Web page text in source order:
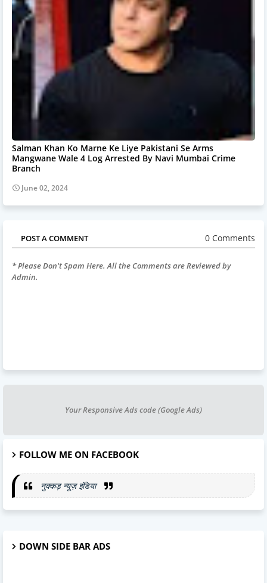
Salman Khan Ko Marne Ke Liye Pakistani Se Arms
Mangwane Wale 4 Log Arrested By Navi Mumbai Crime
Branch
June 02, 2024
POST A COMMENT 0 Comments
* Please Don't Spam Here. All the Comments are Reviewed by
Admin.
Your Responsive Ads code (Google Ads)
FOLLOW ME ON FACEBOOK
नुक्कड़ न्यूज़ इंडिया
DOWN SIDE BAR ADS